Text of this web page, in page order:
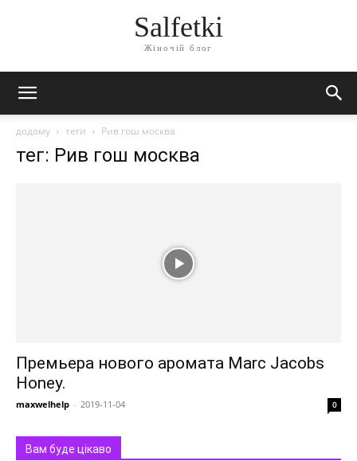
Salfetki
Жіночій блог
додому теги Рив гош москва
тег: Рив гош москва
Премьера нового аромата Marc Jacobs
Honey.
maxwelhelp - 2019-11-04 0
Вам буде цікаво